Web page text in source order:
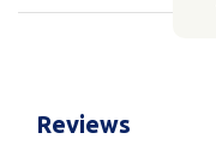
Reviews